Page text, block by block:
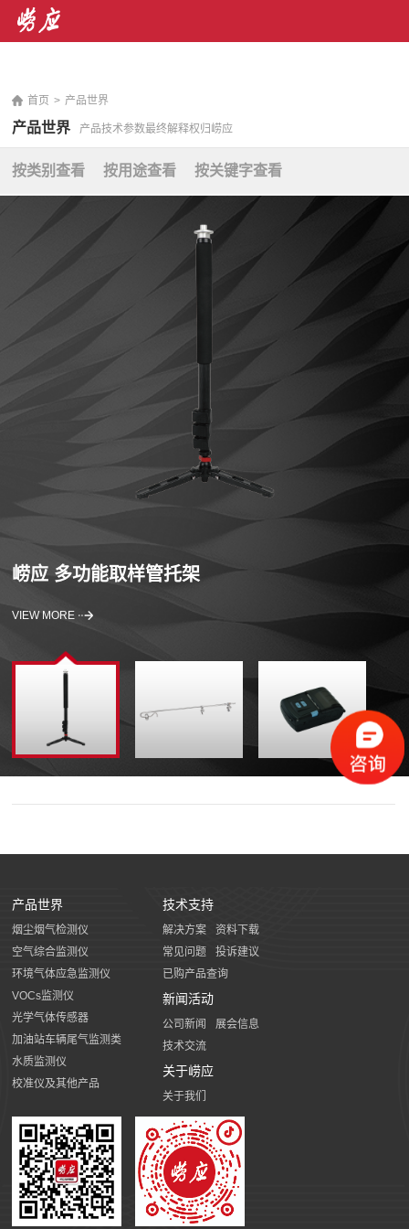
首页 > 产品世界
产品世界 产品技术参数最终解释权归崂应
按类别查看 按用途查看 按关键字查看
崂应 多功能取样管托架
VIEW MORE
产品世界
烟尘烟气检测仪
空气综合监测仪
环境气体应急监测仪
VOCs监测仪
光学气体传感器
加油站车辆尾气监测类
水质监测仪
校准仪及其他产品
技术支持
解决方案
资料下载
常见问题
投诉建议
已购产品查询
新闻活动
公司新闻
展会信息
技术交流
关于崂应
关于我们